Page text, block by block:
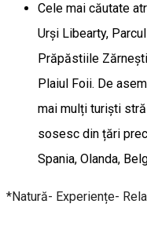
Cele mai căutate
Urși Libearty,
Prăpăstiile
Plaiul Foii. De
mai mulți turiști
sosesc din țări
Spania, Olanda,
*Natură- Experiențe-